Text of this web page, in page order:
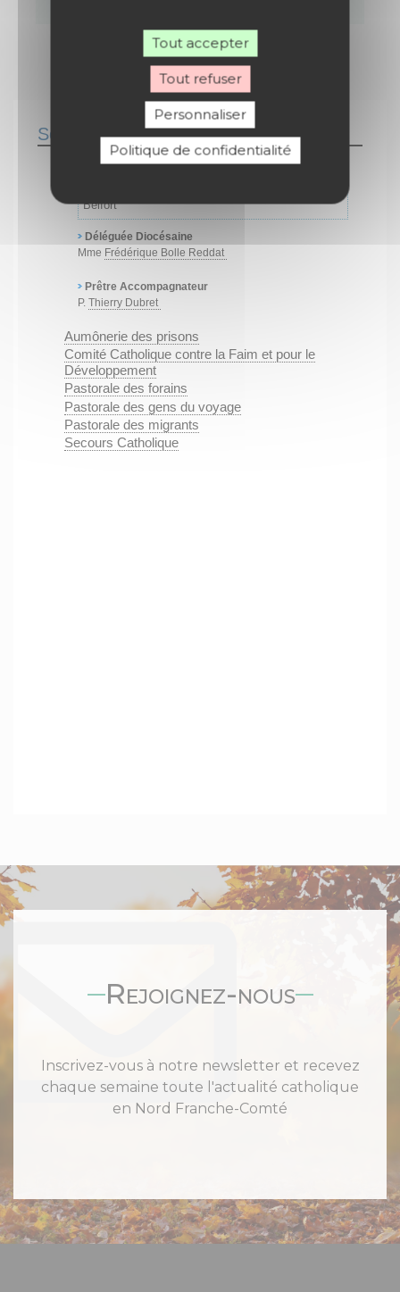
tente de déployer…
Rejoignez-nous
Inscrivez-vous à notre newsletter et recevez
chaque semaine toute l'actualité catholique
en Nord Franche-Comté
Tout accepter
Tout refuser
Personnaliser
Politique de confidentialité